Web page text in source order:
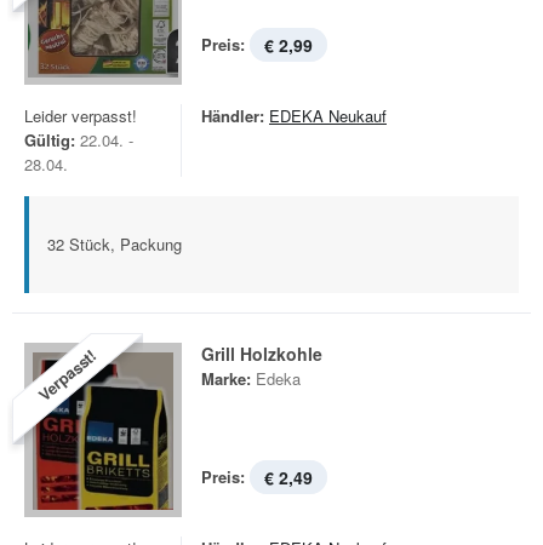
Preis: € 2,99
Leider verpasst!
Gültig: 22.04. -
28.04.
Händler: EDEKA Neukauf
32 Stück, Packung
Verpasst! Grill Holzkohle
Marke: Edeka
Preis: € 2,49